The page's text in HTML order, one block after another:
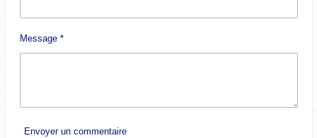
Message *
Envoyer un commentaire